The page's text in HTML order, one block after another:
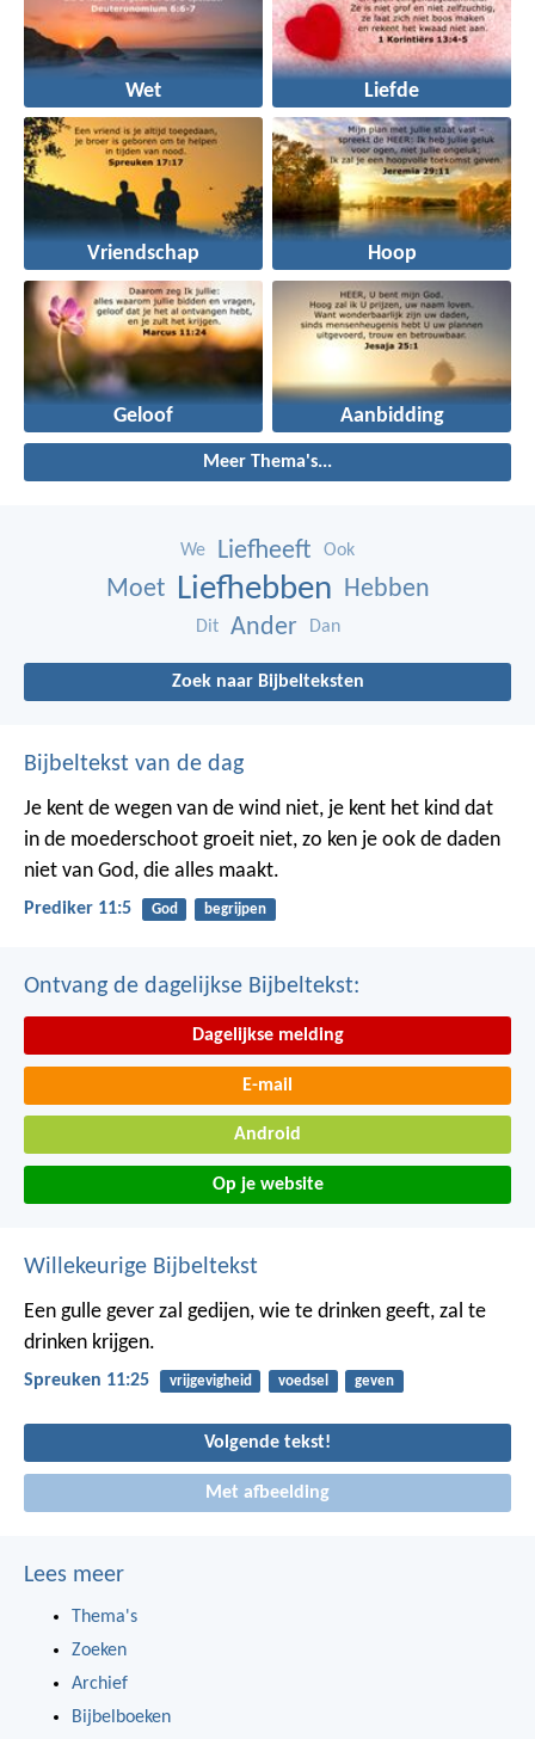
Wet Liefde
Vriendschap Hoop
Geloof Aanbidding
Meer Thema's...
We Liefheeft Ook
Moet Liefhebben Hebben
Dit Ander Dan
Zoek naar Bijbelteksten
Bijbeltekst van de dag
Je kent de wegen van de wind niet, je kent het kind dat
in de moederschoot groeit niet, zo ken je ook de daden
niet van God, die alles maakt.
Prediker 11:5 God begrijpen
Ontvang de dagelijkse Bijbeltekst:
Dagelijkse melding
E-mail
Android
Op je website
Willekeurige Bijbeltekst
Een gulle gever zal gedijen, wie te drinken geeft, zal te
drinken krijgen.
Spreuken 11:25 vrijgevigheid voedsel geven
Volgende tekst!
Met afbeelding
Lees meer
Thema's
Zoeken
Archief
Bijbelboeken